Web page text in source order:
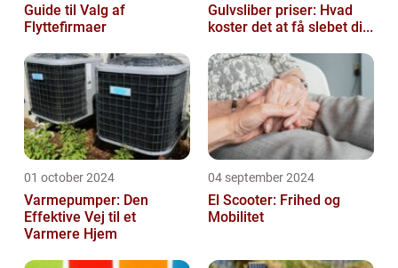
Guide til Valg af
Flyttefirmaer
Gulvsliber priser: Hvad
koster det at få slebet di...
01 october 2024
Varmepumper: Den
Effektive Vej til et
Varmere Hjem
04 september 2024
El Scooter: Frihed og
Mobilitet